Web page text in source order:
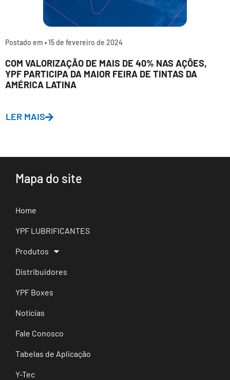
Postado em •15 de fevereiro de 2024
COM VALORIZAÇÃO DE MAIS DE 40% NAS AÇÕES,
YPF PARTICIPA DA MAIOR FEIRA DE TINTAS DA
AMÉRICA LATINA
LER MAIS
Mapa do site
Home
YPF LUBRIFICANTES
Produtos
Distribuidores
YPF Boxes
Notícias
Fale Conosco
Tabelas de Aplicação
Y-Tec